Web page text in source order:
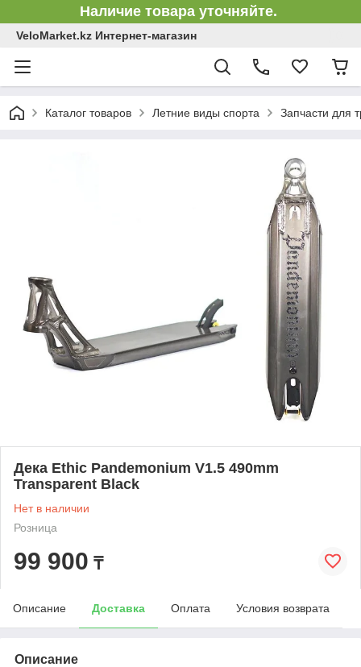
Наличие товара уточняйте.
VeloMarket.kz Интернет-магазин
Каталог товаров Летние виды спорта Запчасти для
Дека Ethic Pandemonium V1.5 490mm
Transparent Black
Нет в наличии
Розница
99 900 ₸
Описание Доставка Оплата Условия возврата
Описание